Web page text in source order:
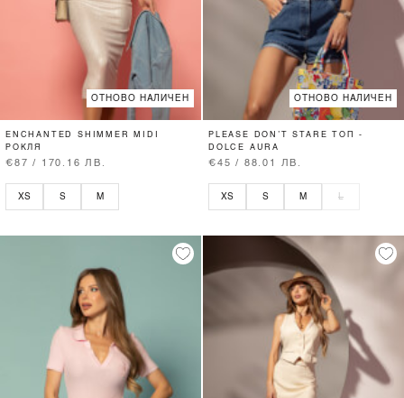
ОТНОВО НАЛИЧЕН
ENCHANTED SHIMMER MIDI
РОКЛЯ
€87 / 170.16 ЛВ.
XS S M
ОТНОВО НАЛИЧЕН
PLEASE DON’T STARE ТОП -
DOLCE AURA
€45 / 88.01 ЛВ.
XS S M L